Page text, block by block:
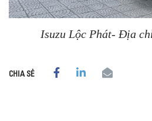
Isuzu Lộc Phát- Địa
CHIA SẺ